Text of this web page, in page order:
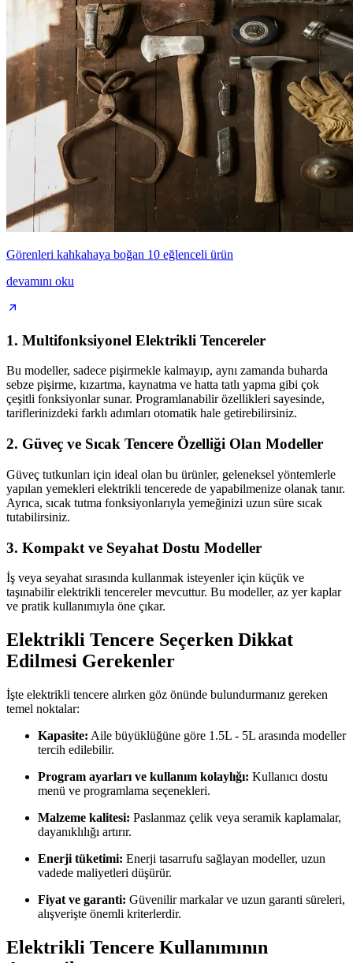
Görenleri kahkahaya boğan 10 eğlenceli ürün
devamını oku
1. Multifonksiyonel Elektrikli Tencereler
Bu modeller, sadece pişirmekle kalmayıp, aynı zamanda buharda
sebze pişirme, kızartma, kaynatma ve hatta tatlı yapma gibi çok
çeşitli fonksiyonlar sunar. Programlanabilir özellikleri sayesinde,
tariflerinizdeki farklı adımları otomatik hale getirebilirsiniz.
2. Güveç ve Sıcak Tencere Özelliği Olan Modeller
Güveç tutkunları için ideal olan bu ürünler, geleneksel yöntemlerle
yapılan yemekleri elektrikli tencerede de yapabilmenize olanak tanır.
Ayrıca, sıcak tutma fonksiyonlarıyla yemeğinizi uzun süre sıcak
tutabilirsiniz.
3. Kompakt ve Seyahat Dostu Modeller
İş veya seyahat sırasında kullanmak isteyenler için küçük ve
taşınabilir elektrikli tencereler mevcuttur. Bu modeller, az yer kaplar
ve pratik kullanımıyla öne çıkar.
Elektrikli Tencere Seçerken Dikkat
Edilmesi Gerekenler
İşte elektrikli tencere alırken göz önünde bulundurmanız gereken
temel noktalar:
Kapasite: Aile büyüklüğüne göre 1.5L - 5L arasında modeller
tercih edilebilir.
Program ayarları ve kullanım kolaylığı: Kullanıcı dostu
menü ve programlama seçenekleri.
Malzeme kalitesi: Paslanmaz çelik veya seramik kaplamalar,
dayanıklılığı artırır.
Enerji tüketimi: Enerji tasarrufu sağlayan modeller, uzun
vadede maliyetleri düşürür.
Fiyat ve garanti: Güvenilir markalar ve uzun garanti süreleri,
alışverişte önemli kriterlerdir.
Elektrikli Tencere Kullanımının